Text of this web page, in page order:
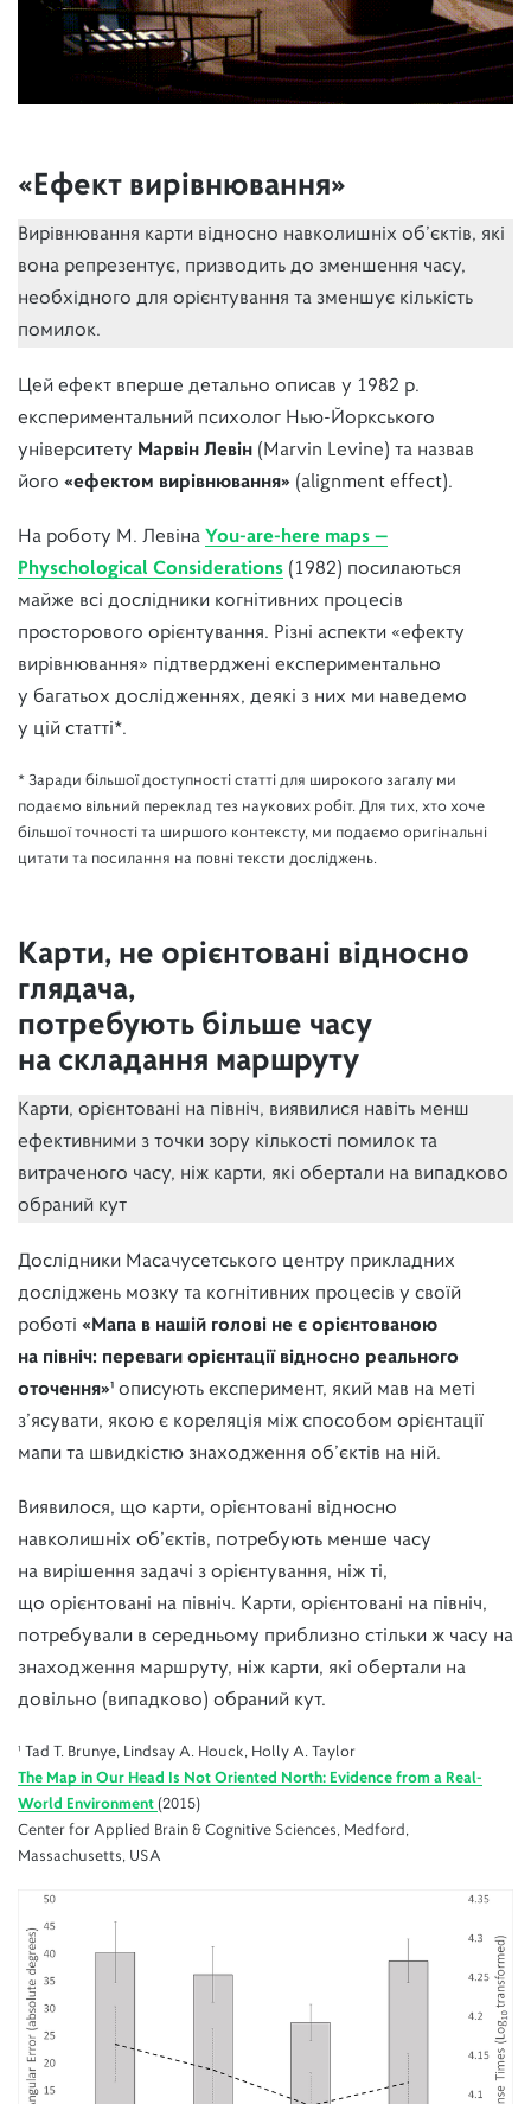
«Ефект вирівнювання»
Вирівнювання карти відносно навколишніх об’єктів, які
вона репрезентує, призводить до зменшення часу,
необхідного для орієнтування та зменшує кількість
помилок.
Цей ефект вперше детально описав у 1982 р.
експериментальний психолог Нью-Йоркського
університету Марвін Левін (Marvin Levine) та назвав
його «ефектом вирівнювання» (alignment effect).
На роботу М. Левіна You-are-here maps —
Physchological Considerations (1982) посилаються
майже всі дослідники когнітивних процесів
просторового орієнтування. Різні аспекти «ефекту
вирівнювання» підтверджені експериментально
у багатьох дослідженнях, деякі з них ми наведемо
у цій статті*.
* Заради більшої доступності статті для широкого загалу ми
подаємо вільний переклад тез наукових робіт. Для тих, хто хоче
більшої точності та ширшого контексту, ми подаємо оригінальні
цитати та посилання на повні тексти досліджень.
Карти, не орієнтовані відносно
глядача,
потребують більше часу
на складання маршруту
Карти, орієнтовані на північ, виявилися навіть менш
ефективними з точки зору кількості помилок та
витраченого часу, ніж карти, які обертали на випадково
обраний кут
Дослідники Масачусетського центру прикладних
досліджень мозку та когнітивних процесів у своїй
роботі «Мапа в нашій голові не є орієнтованою
на північ: переваги орієнтації відносно реального
оточення»¹ описують експеримент, який мав на меті
з’ясувати, якою є кореляція між способом орієнтації
мапи та швидкістю знаходження об’єктів на ній.
Виявилося, що карти, орієнтовані відносно
навколишніх об’єктів, потребують менше часу
на вирішення задачі з орієнтування, ніж ті,
що орієнтовані на північ. Карти, орієнтовані на північ,
потребували в середньому приблизно стільки ж часу на
знаходження маршруту, ніж карти, які обертали на
довільно (випадково) обраний кут.
¹ Tad T. Brunye, Lindsay A. Houck, Holly A. Taylor
The Map in Our Head Is Not Oriented North: Evidence from a Real-
World Environment (2015)
Center for Applied Brain & Cognitive Sciences, Medford,
Massachusetts, USA